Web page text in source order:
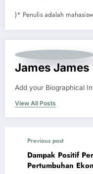
)* Penulis adalah
James James
Add your Biographical
View All Posts
Previous post
Dampak Positif
Pertumbuhan